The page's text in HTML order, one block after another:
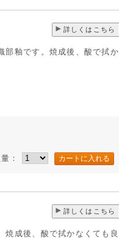
詳しくはこちら
部釉です。焼成後、酸で拭か
：
詳しくはこちら
焼成後、酸で拭かなくても良